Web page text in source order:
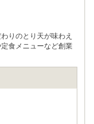
りのとり天が味わえ
食メニューなど創業